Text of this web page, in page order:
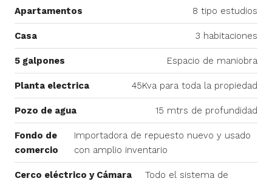
Apartamentos 8 tipo estudios
Casa 3 habitaciones
5 galpones Espacio de maniobra
Planta electrica 45Kva para toda la propiedad
Pozo de agua 15 mtrs de profundidad
Fondo de
comercio
Importadora de repuesto nuevo y usado
con amplio inventario
Cerco eléctrico y Cámara
Todo el sistema de